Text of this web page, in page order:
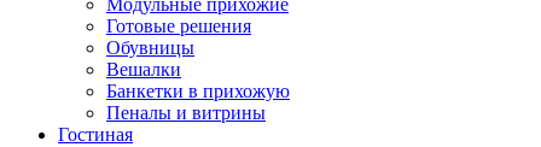
Модульные прихожие
Готовые решения
Обувницы
Вешалки
Банкетки в прихожую
Пеналы и витрины
Гостиная